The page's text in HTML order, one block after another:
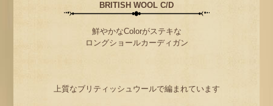
BRITISH WOOL C/D
鮮やかなColorがステキな
ロングショールカーディガン
上質なブリティッシュウールで編まれています